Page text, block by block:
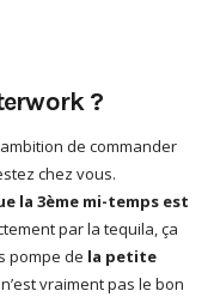
?
de commander
chez vous.
la 3ème mi-temps est
par la tequila, ça
pompe de la petite
n’est vraiment pas le bon